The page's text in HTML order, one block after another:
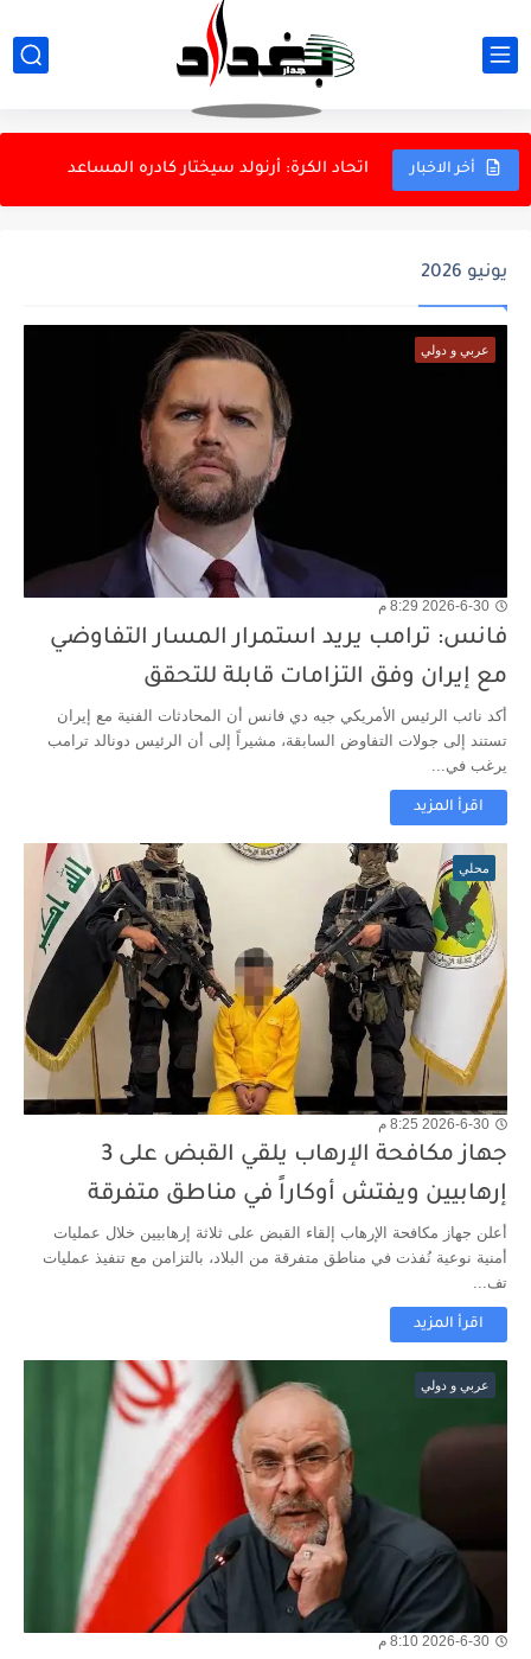
أخر الاخبار
مخرجات اجتماع ائتلاف إدارة الدولة
دراسة: نقص فيتامين D في منتصف العمر قد يرتبط بزيادة...
اتحاد الكرة: أرنولد سيختار كادره المساعد
الموصل يهزم أربيل ودياً برباعية على أرضه
يونيو 2026
عربي و دولي
2026-6-30 8:29 م
فانس: ترامب يريد استمرار المسار التفاوضي
مع إيران وفق التزامات قابلة للتحقق
أكد نائب الرئيس الأمريكي جيه دي فانس أن المحادثات الفنية مع إيران
تستند إلى جولات التفاوض السابقة، مشيراً إلى أن الرئيس دونالد ترامب
يرغب في...
اقرأ المزيد
محلي
2026-6-30 8:25 م
جهاز مكافحة الإرهاب يلقي القبض على 3
إرهابيين ويفتش أوكاراً في مناطق متفرقة
أعلن جهاز مكافحة الإرهاب إلقاء القبض على ثلاثة إرهابيين خلال عمليات
أمنية نوعية نُفذت في مناطق متفرقة من البلاد، بالتزامن مع تنفيذ عمليات
تف...
اقرأ المزيد
عربي و دولي
2026-6-30 8:10 م